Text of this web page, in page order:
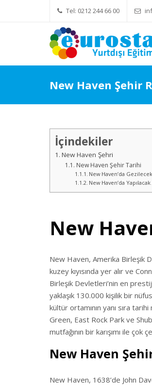
Tel: 0212 244 66 00 Yök
New Haven Şehir
İçindekiler
New Haven Şehri
New Haven Şehir Tarihi
New Haven’da
New Haven’da
New
New Haven, Amerika Birleşik
kuzey kıyısında yer alır ve
Birleşik Devletleri’nin en
yaklaşık 130.000 kişilik bir
kültür ortamının yanı sıra
Green, East Rock Park ve
mutfağının bir karışımı ile çok
New Haven
New Haven, 1638’de John